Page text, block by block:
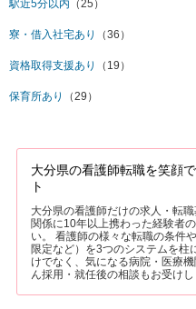
駅近5分以内 （25）
寮・借入社宅あり （36）
資格取得支援あり （19）
保育所あり （29）
大分県の看護師転職を笑顔
ト
大分県の看護師だけの求人・転
関係に10年以上携わった経験者
い。 看護師の様々な転職の条件
限定など）を3つのシステムを柱
けでなく、気になる病院・医療
ん採用・就任後の相談もお受けし